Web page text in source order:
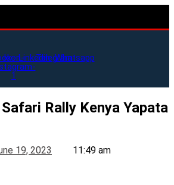
Icon-
1
LinkedinTelegramWhatsapp
Rally Kenya Yapata
19, 2023 11:49 am